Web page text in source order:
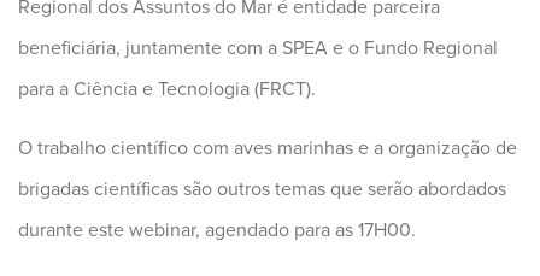
Regional dos Assuntos do Mar é entidade parceira
beneficiária, juntamente com a SPEA e o Fundo Regional
para a Ciência e Tecnologia (FRCT).
O trabalho científico com aves marinhas e a organização de
brigadas científicas são outros temas que serão abordados
durante este webinar, agendado para as 17H00.